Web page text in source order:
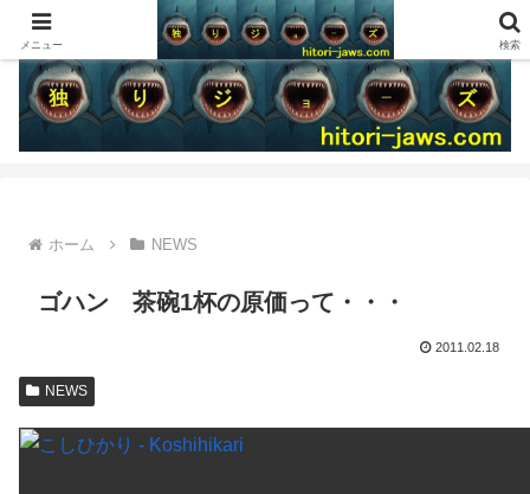
ホーム NEWS
ゴハン 茶碗1杯の原価って・・・
2011.02.18
NEWS
メニュー 検索